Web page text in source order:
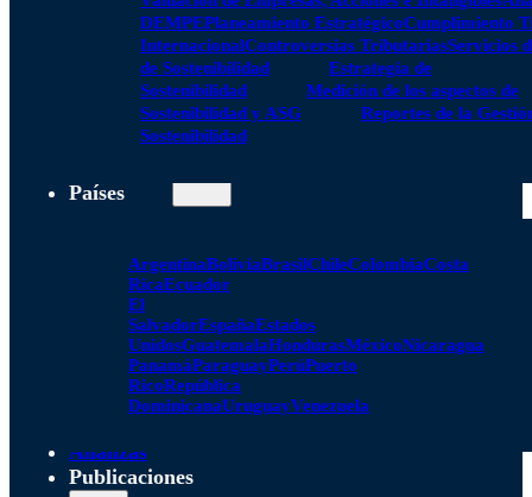
DEMPEPlaneamiento EstratégicoCumplimiento
InternacionalControversias TributariasServicios
de Sostenibilidad
Estrategia de
Sostenibilidad
Medición de los aspectos de
Sostenibilidad y ASG
Reportes de la
Sostenibilidad
Países
ArgentinaBoliviaBrasilChileColombiaCosta
RicaEcuador
El
SalvadorEspañaEstados
UnidosGuatemalaHondurasMéxicoNicaragua
PanamáParaguayPerúPuerto
RicoRepública
DominicanaUruguayVenezuela
Alianzas
Publicaciones